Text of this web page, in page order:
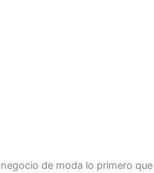
de moda lo primero que